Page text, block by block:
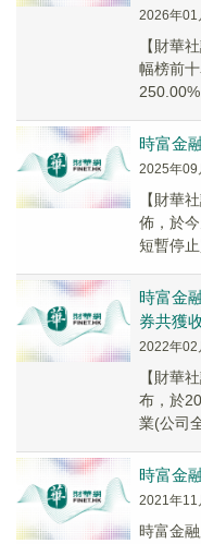
2026年01
【財華
幅榜前
時富金
2025年09
【財華
佈，於
短暫停止
時富金
券共獲
2022年02
【財華
布，於
業(公司
時富金
2021年11
時富金